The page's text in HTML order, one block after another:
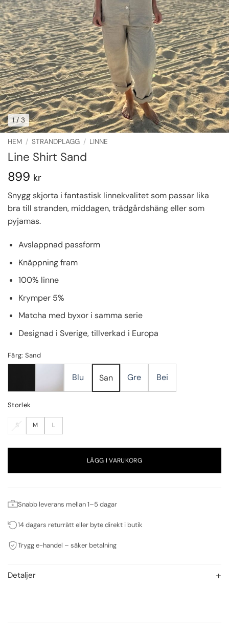
1/ 3
HEM / STRANDPLAGG / LINNE
Line Shirt Sand
899 kr
Snygg skjorta i fantastisk linnekvalitet som passar lika
bra till stranden, middagen, trädgårdshäng eller som
pyjamas.
Avslappnad passform
Knäppning fram
100% linne
Krymper 5%
Matcha med byxor i samma serie
Designad i Sverige, tillverkad i Europa
Färg: Sand
Blu San Gre Bei
Storlek
S M L
LÄGG I VARUKORG
Snabb leverans mellan 1–5 dagar
14 dagars returrätt eller byte direkt i butik
Trygg e-handel – säker betalning
Detaljer